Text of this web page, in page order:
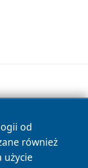
od
również
użycie